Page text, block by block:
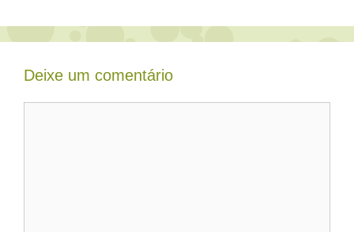
Deixe um comentário